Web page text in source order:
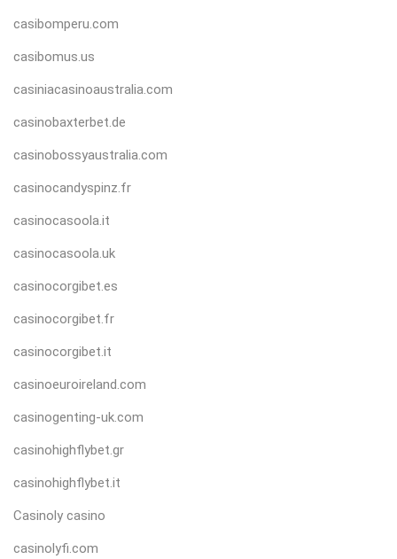
casibomperu.com
casibomus.us
casiniacasinoaustralia.com
casinobaxterbet.de
casinobossyaustralia.com
casinocandyspinz.fr
casinocasoola.it
casinocasoola.uk
casinocorgibet.es
casinocorgibet.fr
casinocorgibet.it
casinoeuroireland.com
casinogenting-uk.com
casinohighflybet.gr
casinohighflybet.it
Casinoly casino
casinolyfi.com